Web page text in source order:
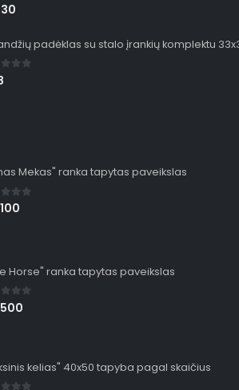
of 5
padėklas su stalo įrankių komplektu
of 5
Mekas" ranka tapytas paveikslas
of 5
Horse" ranka tapytas paveikslas
of 5
kelias" 40x50 tapyba pagal skaičius